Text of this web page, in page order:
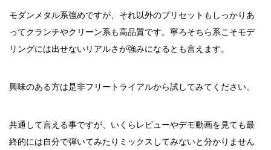
モダンメタル系強めですが、それ以外のプリセットもしっかりあ
ってクランチやクリーン系も高品質です。寧ろそちら系こそモデ
リングには出せないリアルさが強みになるとも言えます。
興味のある方は是非フリートライアルから試してみてください。
共通して言える事ですが、いくらレビューやデモ動画を見ても最
終的には自分で弾いてみたりミックスしてみないと分かりません